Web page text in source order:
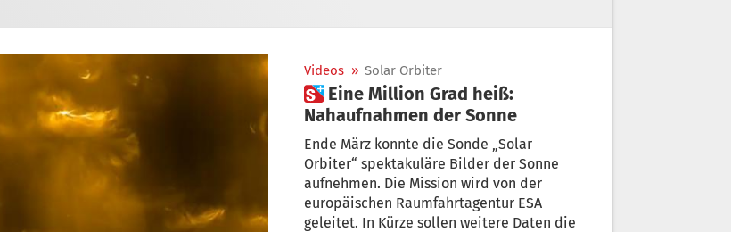
Videos » Solar Orbiter
 Eine Million Grad heiß:
Nahaufnahmen der Sonne
Ende März konnte die Sonde „Solar
Orbiter“ spektakuläre Bilder der Sonne
aufnehmen. Die Mission wird von der
europäischen Raumfahrtagentur ESA
geleitet. In Kürze sollen weitere Daten die